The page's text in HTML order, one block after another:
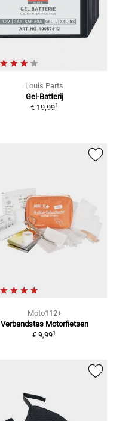
Louis Parts
Gel-Batterij
€ 19,991
Moto112+
Verbandstas Motorfietsen
€ 9,991